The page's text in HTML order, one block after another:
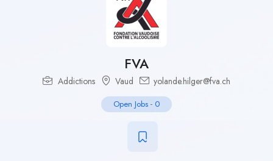
FVA
Addictions Vaud yolande.hilger@fva.ch
Open Jobs - 0